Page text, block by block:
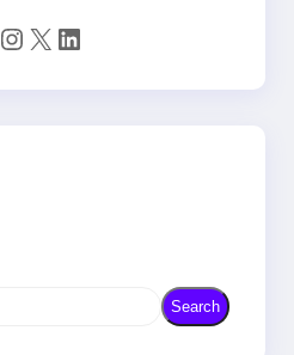
Instagram X LinkedIn
Search